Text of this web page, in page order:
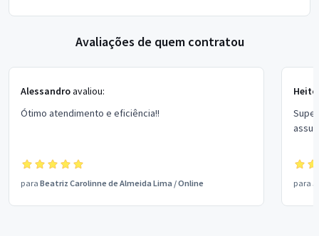
Avaliações de quem contratou
Alessandroavaliou:
Ótimo atendimento e eficiência!!
para Beatriz Carolinne de Almeida Lima /Online para